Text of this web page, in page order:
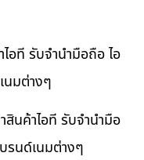
อที รับจำนำมือถือ ไอ
นมต่างๆ
นค้าไอที รับจำนำมือ
รนด์เนมต่างๆ